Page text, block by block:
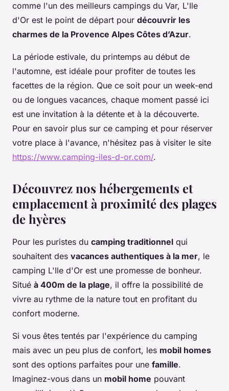
comme l'un des meilleurs campings du Var, L'Ile
d'Or est le point de départ pour découvrir les
charmes de la Provence Alpes Côtes d’Azur.
La période estivale, du printemps au début de
l'automne, est idéale pour profiter de toutes les
facettes de la région. Que ce soit pour un week-end
ou de longues vacances, chaque moment passé ici
est une invitation à la détente et à la découverte.
Pour en savoir plus sur ce camping et pour réserver
votre place à l'avance, n'hésitez pas à visiter le site
https://www.camping-iles-d-or.com/.
Découvrez nos hébergements et
emplacement à proximité des plages
de hyères
Pour les puristes du camping traditionnel qui
souhaitent des vacances authentiques à la mer, le
camping L'Ile d'Or est une promesse de bonheur.
Situé à 400m de la plage, il offre la possibilité de
vivre au rythme de la nature tout en profitant du
confort moderne.
Si vous êtes tentés par l'expérience du camping
mais avec un peu plus de confort, les mobil homes
sont des options parfaites pour une famille.
Imaginez-vous dans un mobil home pouvant